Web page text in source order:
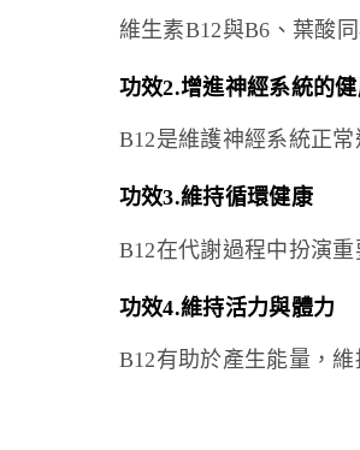
維生素B12與B6、葉酸
功效2.增進神經系統的
B12是維護神經系統正
功效3.維持循環健康
B12在代謝過程中扮演
功效4.維持活力與體力
B12有助於產生能量，